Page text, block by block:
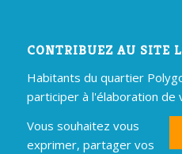
CONTRIBUEZ AU SITE
Habitants du quartier
participer à l'élaboration de
Vous souhaitez vous
exprimer, partager vos